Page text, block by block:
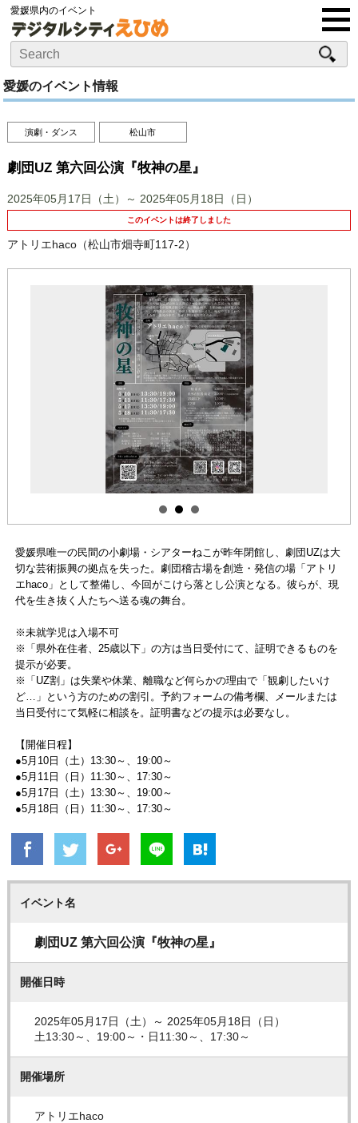
愛媛県内のイベント
愛媛のイベント情報
演劇・ダンス 松山市
劇団UZ 第六回公演『牧神の星』
2025年05月17日（土）～ 2025年05月18日（日）
このイベントは終了しました
アトリエhaco（松山市畑寺町117-2）
愛媛県唯一の民間の小劇場・シアターねこが昨年閉館し、劇団UZは大
切な芸術振興の拠点を失った。劇団稽古場を創造・発信の場「アトリ
エhaco」として整備し、今回がこけら落とし公演となる。彼らが、現
代を生き抜く人たちへ送る魂の舞台。
※未就学児は入場不可
※「県外在住者、25歳以下」の方は当日受付にて、証明できるものを
提示が必要。
※「UZ割」は失業や休業、離職など何らかの理由で「観劇したいけ
ど…」という方のための割引。予約フォームの備考欄、メールまたは
当日受付にて気軽に相談を。証明書などの提示は必要なし。
【開催日程】
●5月10日（土）13:30～、19:00～
●5月11日（日）11:30～、17:30～
●5月17日（土）13:30～、19:00～
●5月18日（日）11:30～、17:30～
イベント名
劇団UZ 第六回公演『牧神の星』
開催日時
2025年05月17日（土）～ 2025年05月18日（日）
土13:30～、19:00～・日11:30～、17:30～
開催場所
アトリエhaco